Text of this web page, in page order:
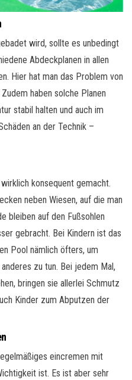
wird, sollte es unbedingt
Abdeckplanen in allen
Hier hat man das Problem von
haben solche Planen
stabil halten und auch im
an der Technik –
konsequent gemacht.
neben Wiesen, auf die man
bleiben auf den Fußsohlen
gebracht. Bei Kindern ist das
Pool nämlich öfters, um
zu tun. Bei jedem Mal,
bringen sie allerlei Schmutz
Kinder zum Abputzen der
eincremen mit
ist. Es ist aber sehr